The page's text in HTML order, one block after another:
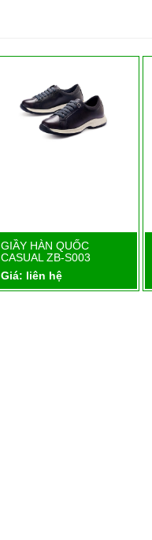
Chi tiết
GIẦY HÀN QUỐC
CASUAL ZB-S003
Giá: liên hệ